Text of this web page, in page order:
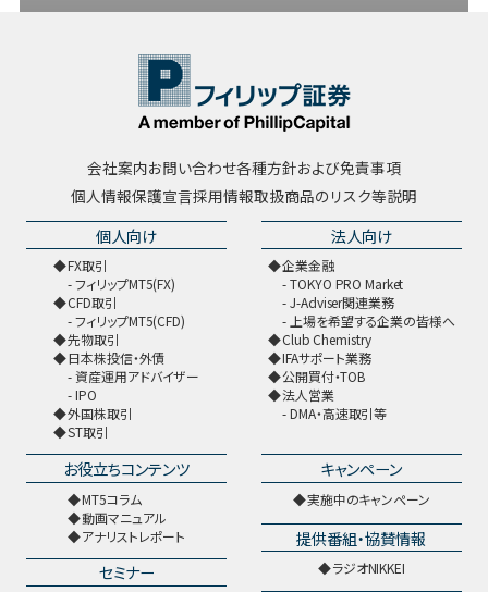
会社案内お問い合わせ各種方針および免責事項
個人情報保護宣言採用情報取扱商品のリスク等説明
個人向け
FX取引
フィリップMT5(FX)
CFD取引
フィリップMT5(CFD)
先物取引
日本株投信・外債
資産運用アドバイザー
IPO
外国株取引
ST取引
法人向け
企業金融
TOKYO PRO Market
J-Adviser関連業務
上場を希望する企業の皆様へ
Club Chemistry
IFAサポート業務
公開買付・TOB
法人営業
DMA・高速取引等
お役立ちコンテンツ
MT5コラム
動画マニュアル
アナリストレポート
セミナー
キャンペーン
実施中のキャンペーン
提供番組・協賛情報
ラジオNIKKEI